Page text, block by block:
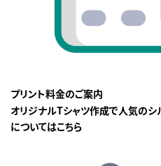
プリント料金のご案内
オリジナルTシャツ作成で人気の
についてはこちら